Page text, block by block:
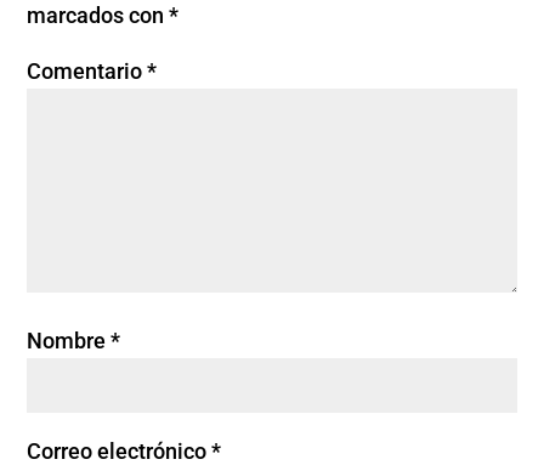
marcados con*
Comentario*
Nombre*
Correo electrónico*